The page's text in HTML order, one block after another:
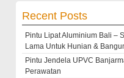
Recent Posts
Pintu Lipat Aluminium Bali –
Lama Untuk Hunian &
Pintu Jendela UPVC
Perawatan